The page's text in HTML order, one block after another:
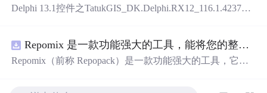
入分析其对电动汽车充电需求的引导机制，构建了兼顾经
曲线，验证了该策略在削峰填谷、提升可再生能源消纳能
力以及实现电网与用户双赢方面的有效性。研究进一步考
虑了用户响应行为的不确定性，增强了模型在实际应用中
Delphi 13.1控件之TatukGIS_DK.Delphi.RX12_116.1.42371.e
Repomix 是一款功能强大的工具，能将您的整个代码库打包成单个 AI 友好型文件
Repomix（前称 Repopack）是一款功能强大的工具，它能